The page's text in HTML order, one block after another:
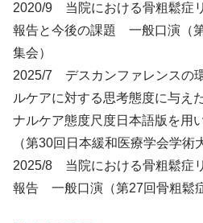
2020/9 当院における骨粗鬆症
報告と今後の課題 一般口演（
集会）
2025/7 デスカンファレンスの
ルケアに対する思考態度に与え
ナルケア態度尺度日本語版を
（第30回日本緩和医療学会学術
2025/8 当院における骨粗鬆症
報告 一般口演（第27回骨粗鬆